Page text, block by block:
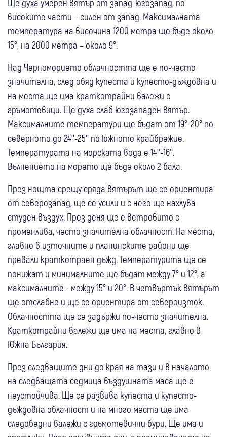
Ще духа умерен вятър от запад-югозапад, по
високите части – силен от запад. Максималната
температура на височина 1200 метра ще бъде около
15°, на 2000 метра – около 9°.
Над Черноморието облачността ще е по-често
значителна, след обяд купеста и купесто-дъждовна и
на места ще има краткотрайни валежи с
гръмотевици. Ще духа слаб югозападен вятър.
Максималните температури ще бъдат от 19°-20° по
северното до 24°-25° по южното крайбрежие.
Температурата на морската вода е 14°-16°.
Вълнението на морето ще бъде около 2 бала.
През нощта срещу сряда вятърът ще се ориентира
от северозапад, ще се усили и с него ще нахлува
студен въздух. През деня ще е ветровито с
променлива, често значителна облачност. На места,
главно в източните и планинските райони ще
превали краткотраен дъжд. Температурите ще се
понижат и минималните ще бъдат между 7° и 12°, а
максималните - между 15° и 20°. В четвъртък вятърът
ще отслабне и ще се ориентира от североизток.
Облачността ще се задържи по-често значителна.
Краткотрайни валежи ще има на места, главно в
Южна България.
През следващите дни до края на тази и в началото
на следващата седмица въздушната маса ще е
неустойчива. Ще се развива купеста и купесто-
дъждовна облачност и на много места ще има
следобедни валежи с гръмотевични бури. Ще има и